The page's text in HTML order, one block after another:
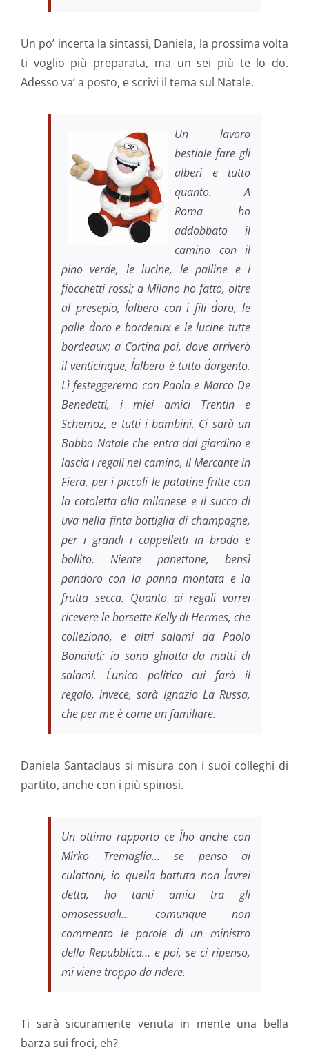
Un po’ incerta la sintassi, Daniela, la prossima volta
ti voglio più preparata, ma un sei più te lo do.
Adesso va’ a posto, e scrivi il tema sul Natale.
Un lavoro
bestiale fare gli
alberi e tutto
quanto. A
Roma ho
addobbato il
camino con il
pino verde, le lucine, le palline e i
fiocchetti rossi; a Milano ho fatto, oltre
al presepio, l´albero con i fili d´oro, le
palle d´oro e bordeaux e le lucine tutte
bordeaux; a Cortina poi, dove arriverò
il venticinque, l´albero è tutto d´argento.
Lì festeggeremo con Paola e Marco De
Benedetti, i miei amici Trentin e
Schemoz, e tutti i bambini. Ci sarà un
Babbo Natale che entra dal giardino e
lascia i regali nel camino, il Mercante in
Fiera, per i piccoli le patatine fritte con
la cotoletta alla milanese e il succo di
uva nella finta bottiglia di champagne,
per i grandi i cappelletti in brodo e
bollito. Niente panettone, bensì
pandoro con la panna montata e la
frutta secca. Quanto ai regali vorrei
ricevere le borsette Kelly di Hermes, che
colleziono, e altri salami da Paolo
Bonaiuti: io sono ghiotta da matti di
salami. L´unico politico cui farò il
regalo, invece, sarà Ignazio La Russa,
che per me è come un familiare.
Daniela Santaclaus si misura con i suoi colleghi di
partito, anche con i più spinosi.
Un ottimo rapporto ce l´ho anche con
Mirko Tremaglia… se penso ai
culattoni, io quella battuta non l´avrei
detta, ho tanti amici tra gli
omosessuali… comunque non
commento le parole di un ministro
della Repubblica… e poi, se ci ripenso,
mi viene troppo da ridere.
Ti sarà sicuramente venuta in mente una bella
barza sui froci, eh?